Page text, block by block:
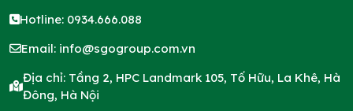
Hotline: 0934.666.088
Email: info@sgogroup.com.vn
Địa chỉ: Tầng 2, HPC Landmark 105, Tố Hữu, La Khê, Hà
Đông, Hà Nội